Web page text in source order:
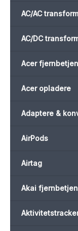
AC/AC
AC/DC
Acer
Acer opladere
Adaptere &
AirPods
Airtag
Akai